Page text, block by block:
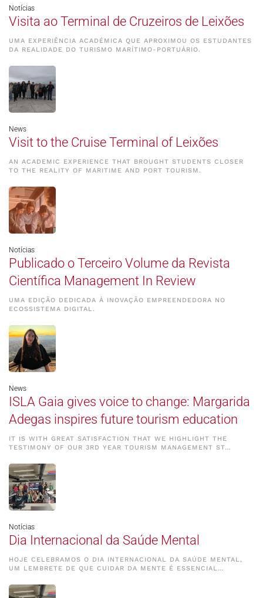
Notícias
Visita ao Terminal de Cruzeiros de Leixões
UMA EXPERIÊNCIA ACADÉMICA QUE APROXIMOU OS ESTUDANTES
DA REALIDADE DO TURISMO MARÍTIMO-PORTUÁRIO.
News
Visit to the Cruise Terminal of Leixões
AN ACADEMIC EXPERIENCE THAT BROUGHT STUDENTS CLOSER
TO THE REALITY OF MARITIME AND PORT TOURISM.
Notícias
Publicado o Terceiro Volume da Revista
Científica Management In Review
UMA EDIÇÃO DEDICADA À INOVAÇÃO EMPREENDEDORA NO
ECOSSISTEMA DIGITAL.
News
ISLA Gaia gives voice to change: Margarida
Adegas inspires future tourism education
IT IS WITH GREAT SATISFACTION THAT WE HIGHLIGHT THE
TESTIMONY OF OUR 3RD YEAR TOURISM MANAGEMENT ST…
Notícias
Dia Internacional da Saúde Mental
HOJE CELEBRAMOS O DIA INTERNACIONAL DA SAÚDE MENTAL,
UM LEMBRETE DE QUE CUIDAR DA MENTE É ESSENCIAL…